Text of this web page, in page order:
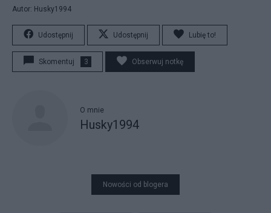
Autor: Husky1994
Udostępnij Udostępnij Lubię to!
Skomentuj 3 Obserwuj notkę
O mnie
Husky1994
Nowości od blogera